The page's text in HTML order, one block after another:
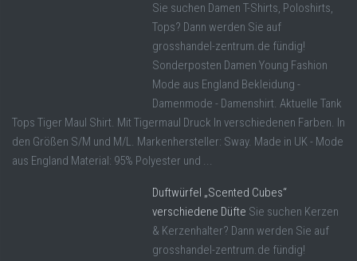
Sie suchen Damen T-Shirts, Poloshirts,
Tops? Dann werden Sie auf
grosshandel-zentrum.de fündig!
Sonderposten Damen Young Fashion
Mode aus England Bekleidung -
Damenmode - Damenshirt. Aktuelle Tank
Tops Tiger Maul Shirt. Mit Tigermaul Druck In verschiedenen Farben. In
den Größen S/M und M/L. Markenhersteller: Sway. Made in UK - Mode
aus England Material: 95% Polyester und ...
Duftwürfel „Scented Cubes“
verschiedene Düfte Sie suchen Kerzen
& Kerzenhalter? Dann werden Sie auf
grosshandel-zentrum.de fündig!